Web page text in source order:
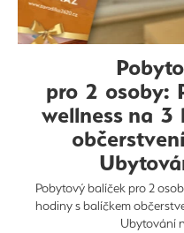
pro 2 osoby:
wellness na 3
Pobytový balíček pro 2
hodiny s balíčkem
Ubytování